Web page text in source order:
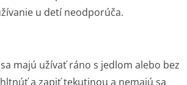
u detí neodporúča.
majú užívať ráno s jedlom alebo bez
a zapiť tekutinou a nemajú sa